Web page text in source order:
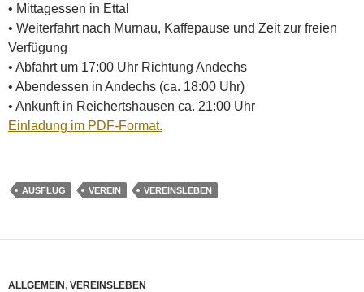
• Mittagessen in Ettal
• Weiterfahrt nach Murnau, Kaffepause und Zeit zur freien
Verfügung
• Abfahrt um 17:00 Uhr Richtung Andechs
• Abendessen in Andechs (ca. 18:00 Uhr)
• Ankunft in Reichertshausen ca. 21:00 Uhr
Einladung im PDF-Format.
AUSFLUG VEREIN VEREINSLEBEN
ALLGEMEIN, VEREINSLEBEN